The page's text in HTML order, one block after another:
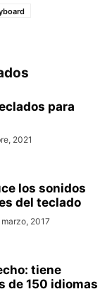
para
2021
los sonidos
del teclado
marzo, 2017
tiene
de 150 idiomas